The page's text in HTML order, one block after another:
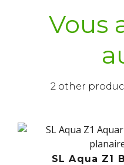
Vous
2 other
SL Aqua Z1